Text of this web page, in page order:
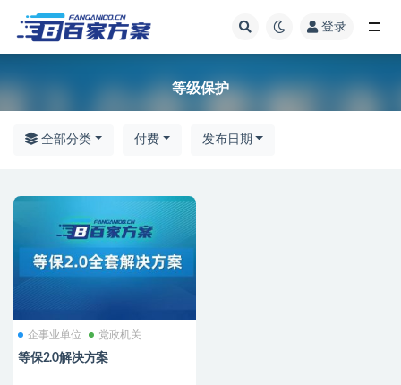
登录
等级保护
全部分类 付费 发布日期
企事业单位 党政机关
等保2.0解决方案